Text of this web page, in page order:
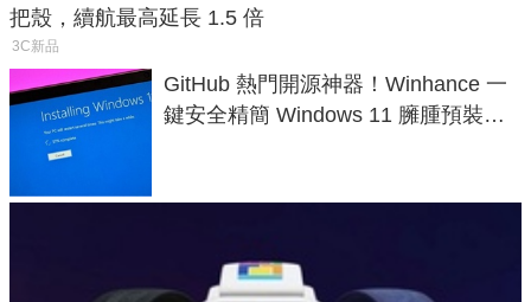
把殼，續航最高延長 1.5 倍
3C新品
GitHub 熱門開源神器！Winhance 一
鍵安全精簡 Windows 11 臃腫預裝軟